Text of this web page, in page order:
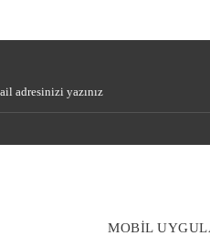
MOBİL